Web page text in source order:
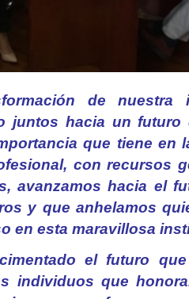
de nuestra
juntos hacia un
que tiene en
con recursos
avanzamos hacia el
y que anhelamos
en esta maravillosa
el futuro
individuos que